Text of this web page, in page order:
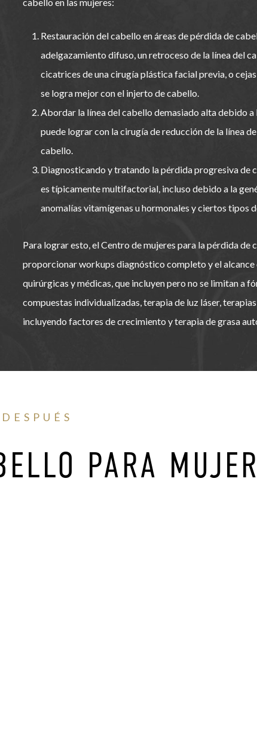
Restauración del cabello en áreas de pérdida de
adelgazamiento difuso, un retroceso de la línea del
cicatrices de una cirugía plástica facial previa, o
se logra mejor con el injerto de cabello.
Abordar la línea del cabello demasiado alta debido a
puede lograr con la cirugía de reducción de la línea
cabello.
Diagnosticando y tratando la pérdida progresiva de
es típicamente multifactorial, incluso debido a la
anomalías vitamígenas u hormonales y ciertos tipos
Para lograr esto, el Centro de mujeres para la pérdida de
proporcionar workups diagnóstico completo y el alcance
quirúrgicas y médicas, que incluyen pero no se limitan a
compuestas individualizadas, terapia de luz láser,
incluyendo factores de crecimiento y terapia de grasa
PARA